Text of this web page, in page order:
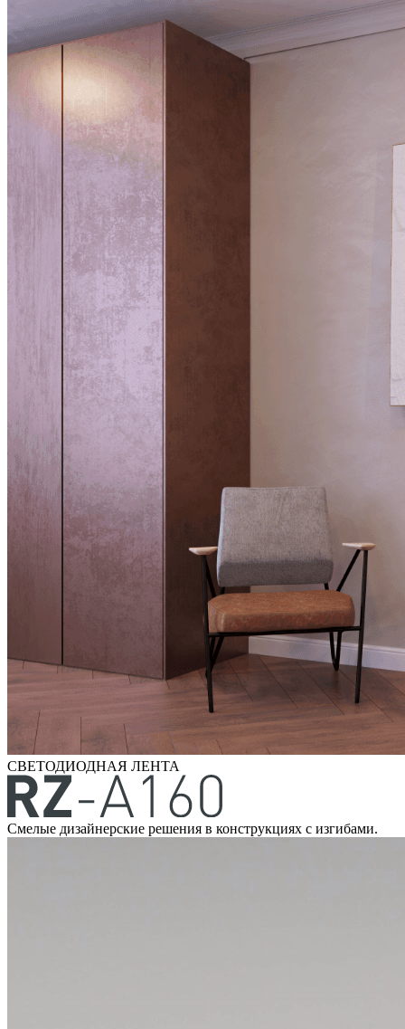
СВЕТОДИОДНАЯ ЛЕНТА
Смелые дизайнерские решения в конструкциях с изгибами.